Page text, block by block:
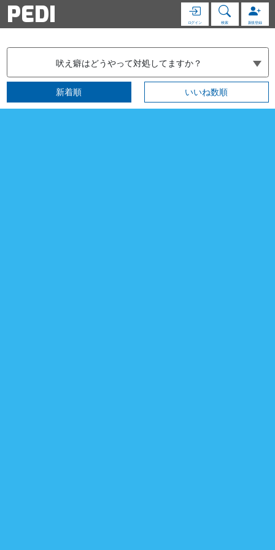
PEDI ログイン 検索 新規登録
吠え癖はどうやって対処してますか？
新着順 いいね数順